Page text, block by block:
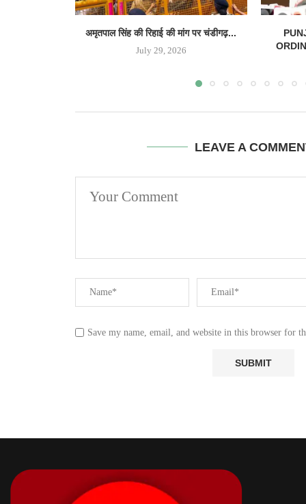
अमृतपाल सिंह की रिहाई की मांग पर चंडीगढ़...
July 29, 2026
LEAVE A
Save my name, email, and website in this browser for